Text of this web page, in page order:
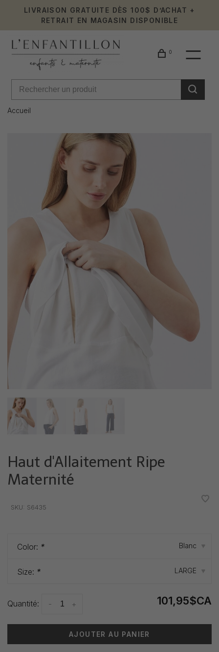
LIVRAISON GRATUITE DÈS 100$ D’ACHAT +
RETRAIT EN MAGASIN DISPONIBLE
0
Accueil
Haut d'Allaitement Ripe
Maternité
SKU: S6435
Color: * Blanc ▾
Size: * LARGE ▾
Quantité: +
- 101,95$CA
AJOUTER AU PANIER